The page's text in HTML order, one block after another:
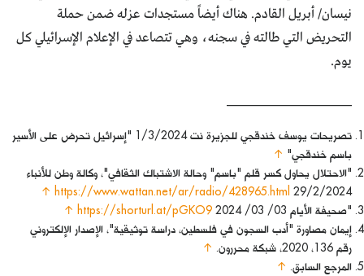
نيسان/ أبريل القادم. هناك أيضاً مستجدات عزله ضمن حملة
التحريض التي طالته في سجنه، وهي تتصاعد في الإعلام الإسرائيلي كل
يوم.
تصريحات يوسف خندقجي للجزيرة نت 1/3/2024 "إسرائيل تحرض على الأسير
باسم خندقجي" ↑
"الاحتلال يحاول كسر قلم "باسم" وحالة الاشتباك الثقافي"، وكالة وطن للأنباء
29/2/2024
https://www.wattan.net/ar/radio/428965.html
↑
"صحيفة الأيام 03/ 03/ 2024
https://shorturl.at/pGKO9
↑
إيمان مصاورة "أدب السجون في فلسطين، دراسة توثيقية"، الإصدار الإلكتروني
رقم 136، 2020، شبكة محررون.
↑
المرجع السابق. ↑